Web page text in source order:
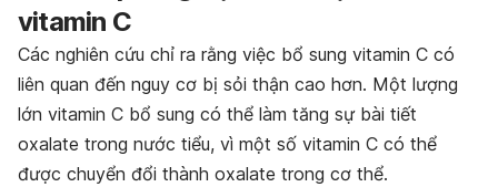
vitamin C
Các nghiên cứu chỉ ra rằng việc bổ sung vitamin C có
liên quan đến nguy cơ bị sỏi thận cao hơn. Một lượng
lớn vitamin C bổ sung có thể làm tăng sự bài tiết
oxalate trong nước tiểu, vì một số vitamin C có thể
được chuyển đổi thành oxalate trong cơ thể.